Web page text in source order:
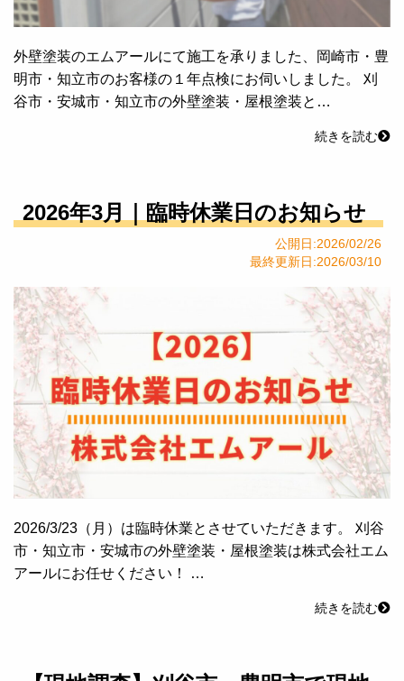
外壁塗装のエムアールにて施工を承りました、岡崎市・豊
明市・知立市のお客様の１年点検にお伺いしました。 刈
谷市・安城市・知立市の外壁塗装・屋根塗装と…
続きを読む
2026年3月｜臨時休業日のお知らせ
公開日:2026/02/26
最終更新日:2026/03/10
2026/3/23（月）は臨時休業とさせていただきます。 刈谷
市・知立市・安城市の外壁塗装・屋根塗装は株式会社エム
アールにお任せください！ …
続きを読む